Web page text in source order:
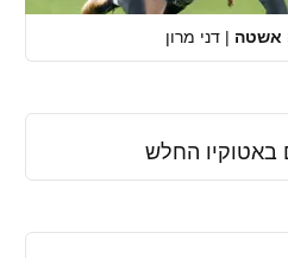
אשטה | דני מרון
באטוקיו החלש